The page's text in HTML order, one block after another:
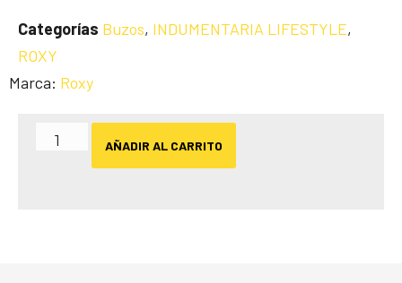
Categorías Buzos, INDUMENTARIA LIFESTYLE,
ROXY
Marca: Roxy
AÑADIR AL CARRITO